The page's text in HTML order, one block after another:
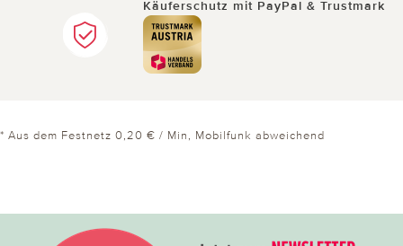
Käuferschutz mit PayPal & Trustmark
* Aus dem Festnetz 0,20 € / Min, Mobilfunk abweichend